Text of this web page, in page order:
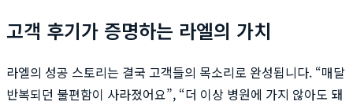
고객 후기가 증명하는 라엘의 가치
라엘의 성공 스토리는 결국 고객들의 목소리로 완성됩니다. “매달
반복되던 불편함이 사라졌어요”, “더 이상 병원에 가지 않아도 돼